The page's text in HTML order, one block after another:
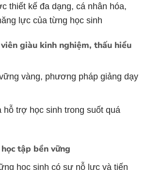
thiết kế đa dạng, cá nhân hóa,
lực của từng học sinh
giàu kinh nghiệm, thấu hiểu
vàng, phương pháp giảng dạy
hỗ trợ học sinh trong suốt quá
tập bền vững
học sinh có sự nỗ lực và tiến